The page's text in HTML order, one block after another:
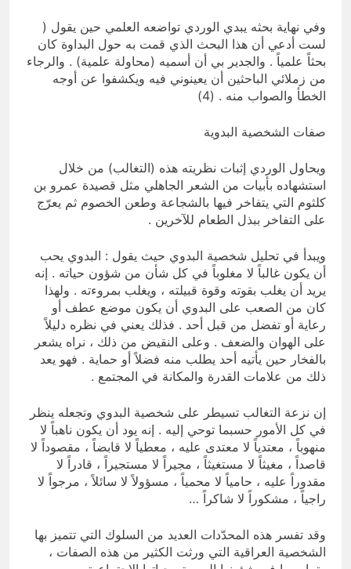
وفي نهاية بحثه يبدي الوردي تواضعه العلمي حين يقول (
لست أدعي أن هذا البحث الذي قمت به حول البداوة كان
بحثاً علمياً . والجدير بي أن أسميه (محاولة علمية) . والرجاء
من زملائي الباحثين أن يعينوني فيه ويكشفوا عن أوجه
الخطأ والصواب منه . (4)
صفات الشخصية البدوية
ويحاول الوردي إثبات نظريته هذه (التغالب) من خلال
استشهاده بأبيات من الشعر الجاهلي مثل قصيدة عمرو بن
كلثوم التي يتفاخر فيها بالشجاعة وطعن الخصوم ثم يعرّج
على التفاخر ببذل الطعام للآخرين .
ويبدأ في تحليل شخصية البدوي حيث يقول : البدوي يحب
أن يكون غالباً لا مغلوباً في كل شأن من شؤون حياته . إنه
يريد أن يغلب بقوته وقوة قبيلته ، ويغلب بمروءته . ولهذا
كان من الصعب على البدوي أن يكون موضع عطف أو
رعاية أو تفضل من قبل أحد . فذلك يعني في نظره دليلاً
على الهوان والضعف . وعلى النقيض من ذلك ، نراه يشعر
بالفخار حين يأتيه أحد يطلب منه فضلاً أو حماية . فهو يعد
ذلك من علامات القدرة والمكانة في المجتمع .
إن نزعة التغالب تسيطر على شخصية البدوي وتجعله ينظر
في كل الأمور حسبما توحي إليه . إنه يود أن يكون ناهباً لا
منهوباً ، معتدياً لا معتدى عليه ، معطياً لا قابضاً ، مقصوداً لا
قاصداً ، مغيثاً لا مستغيثاً ، مجيراً لا مستجيراً ، قادراً لا
مقدوراً عليه ، حامياً لا محمياً ، مسؤولاً لا سائلاً ، مرجواً لا
راجياً ، مشكوراً لا شاكراً …
وقد تفسر هذه المحدّدات العديد من السلوك التي تتميز بها
الشخصية العراقية التي ورثت الكثير من هذه الصفات ،